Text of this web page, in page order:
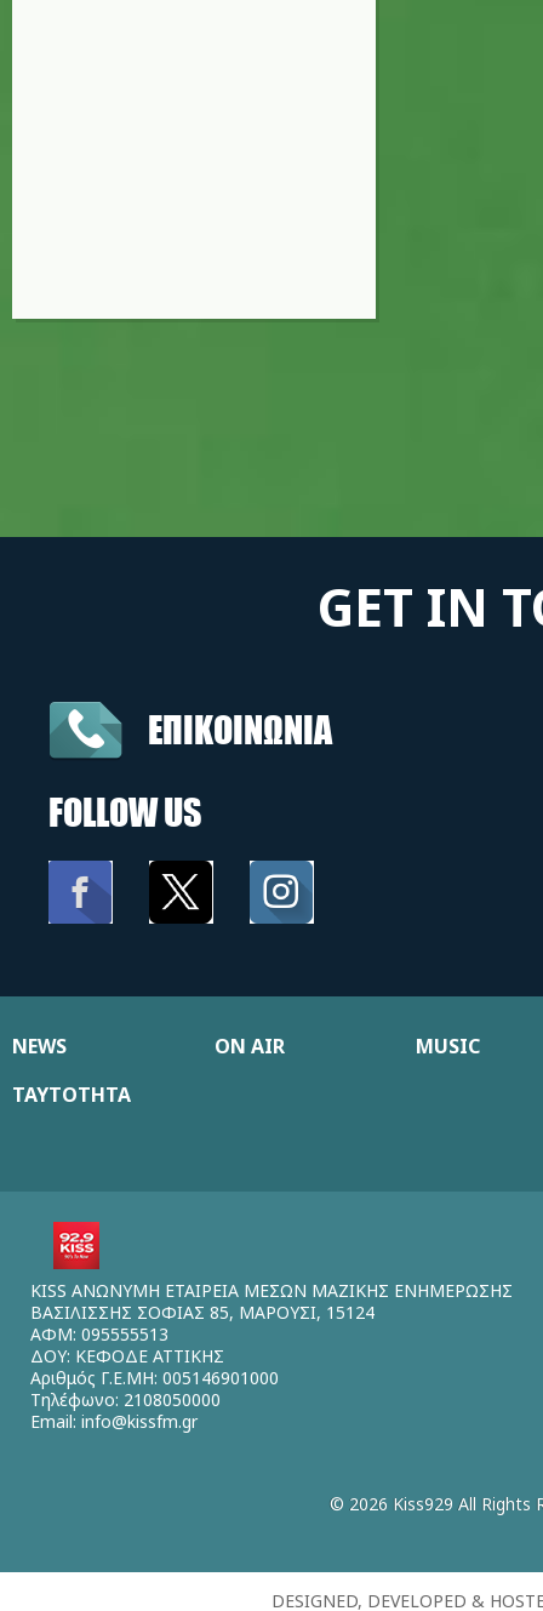
GET IN
ΕΠΙΚΟΙΝΩΝΙΑ
FOLLOW US
NEWS ON AIR
MUSIC
ΤΑΥΤΟΤΗΤΑ
KISS ΑΝΩΝΥΜΗ ΕΤΑΙΡΕΙΑ ΜΕΣΩΝ ΜΑΖΙΚΗΣ ΕΝΗΜΕΡΩΣΗΣ
ΒΑΣΙΛΙΣΣΗΣ ΣΟΦΙΑΣ 85, ΜΑΡΟΥΣΙ, 15124
ΑΦΜ: 095555513
ΔΟΥ: ΚΕΦΟΔΕ ΑΤΤΙΚΗΣ
Αριθμός Γ.Ε.ΜΗ: 005146901000
Τηλέφωνο: 2108050000
Email: info@kissfm.gr
© 2026 Kiss929 All Rights
DESIGNED, DEVELOPED &